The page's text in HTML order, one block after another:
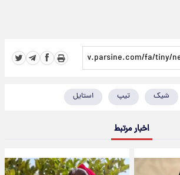
شیک تیپ استایل
اخبار مرتبط